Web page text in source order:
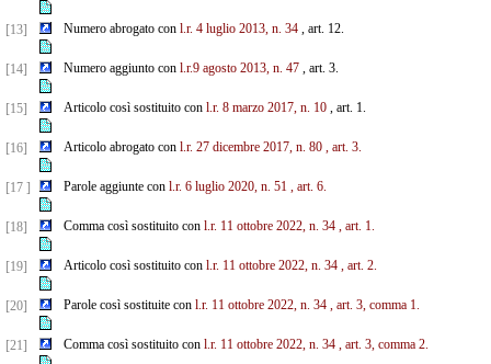
[13] Numero abrogato con l.r. 4 luglio 2013, n. 34, art. 12.
[14] Numero aggiunto con l.r.9 agosto 2013, n. 47, art. 3.
[15] Articolo così sostituito con l.r. 8 marzo 2017, n. 10, art. 1.
[16] Articolo abrogato con l.r. 27 dicembre 2017, n. 80 , art. 3.
[17 ] Parole aggiunte con l.r. 6 luglio 2020, n. 51 , art. 6.
[18] Comma così sostituito con l.r. 11 ottobre 2022, n. 34 , art. 1.
[19] Articolo così sostituito con l.r. 11 ottobre 2022, n. 34 , art. 2.
[20] Parole così sostituite con l.r. 11 ottobre 2022, n. 34 , art. 3, comma 1.
[21] Comma così sostituito con l.r. 11 ottobre 2022, n. 34 , art. 3, comma 2.